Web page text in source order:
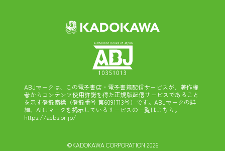
ABJマークは、この電子書店・電子書籍配信サービスが、著作権
者からコンテンツ使用許諾を得た正規版配信サービスであること
を示す登録商標（登録番号 第6091713号）です。ABJマークの詳
細、ABJマークを掲示しているサービスの一覧はこちら。
https://aebs.or.jp/
©KADOKAWA CORPORATION 2026